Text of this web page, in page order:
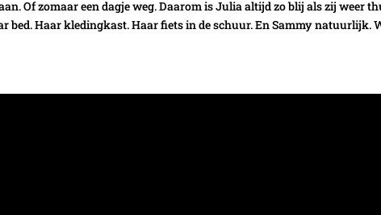
Of zomaar een dagje weg. Daarom is Julia altijd zo blij als zij weer
bed. Haar kledingkast. Haar fiets in de schuur. En Sammy natuurlijk.